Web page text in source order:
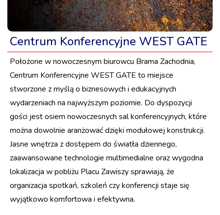
Centrum Konferencyjne WEST GATE
Położone w nowoczesnym biurowcu Brama Zachodnia,
Centrum Konferencyjne WEST GATE to miejsce
stworzone z myślą o biznesowych i edukacyjnych
wydarzeniach na najwyższym poziomie. Do dyspozycji
gości jest osiem nowoczesnych sal konferencyjnych, które
można dowolnie aranżować dzięki modułowej konstrukcji.
Jasne wnętrza z dostępem do światła dziennego,
zaawansowane technologie multimedialne oraz wygodna
lokalizacja w pobliżu Placu Zawiszy sprawiają, że
organizacja spotkań, szkoleń czy konferencji staje się
wyjątkowo komfortowa i efektywna.